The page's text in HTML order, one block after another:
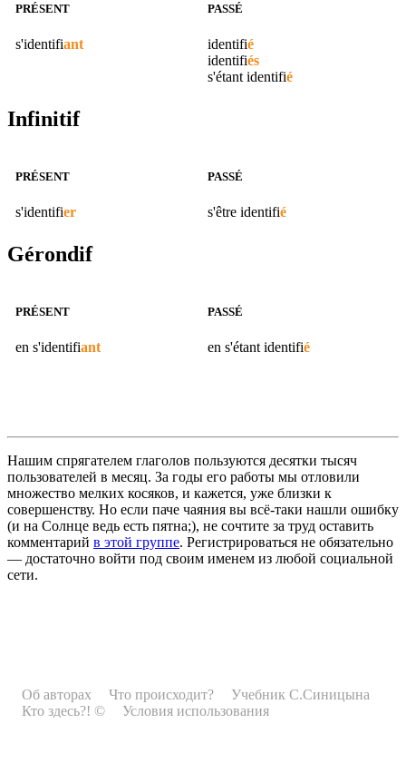
PRÉSENT
s'identifiant
PASSÉ
identifié
identifiés
s'étant identifié
Infinitif
PRÉSENT
s'identifier
PASSÉ
s'être identifié
Gérondif
PRÉSENT
en s'identifiant
PASSÉ
en s'étant identifié
Нашим спрягателем глаголов пользуются десятки тысяч
пользователей в месяц. За годы его работы мы отловили
множество мелких косяков, и кажется, уже близки к
совершенству. Но если паче чаяния вы всё-таки нашли ошибку
(и на Солнце ведь есть пятна;), не сочтите за труд оставить
комментарий в этой группе. Регистрироваться не обязательно
— достаточно войти под своим именем из любой социальной
сети.
Об авторах Что происходит?
Учебник С.Синицына
Кто здесь?! ©
Условия использования